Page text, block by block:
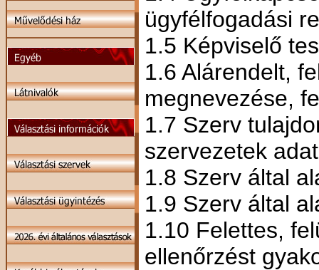
ügyfélfogadási
1.5 Képviselő
1.6 Alárendelt,
megnevezése,
1.7 Szerv
szervezetek
1.8 Szerv által
1.9 Szerv által
1.10 Felettes,
ellenőrzést